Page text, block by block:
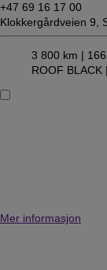
+47 69 16 17 00
Klokkergårdveien 9,
3 800 km |
ROOF BLACK
Mer informasjon